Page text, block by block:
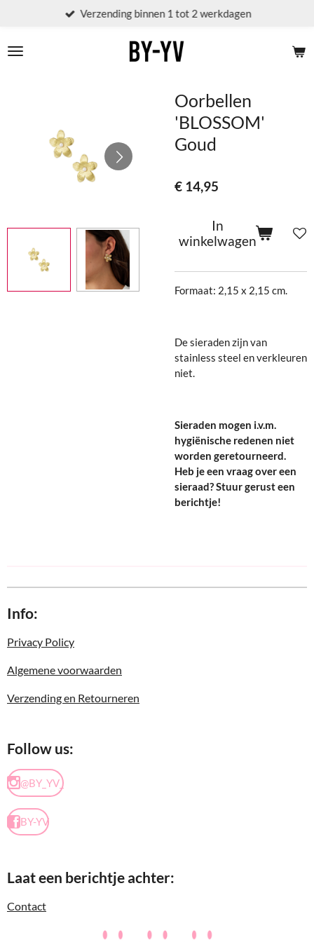
naar
de
Verzending binnen 1 tot 2 werkdagen
Oorbellen
'BLOSSOM'
Goud
€ 14,95
In
winkelwagen
Formaat: 2,15 x 2,15 cm.
De sieraden zijn van
stainless steel en verkleuren
niet.
Sieraden mogen i.v.m.
hygiënische redenen niet
worden geretourneerd.
Heb je een vraag over een
sieraad? Stuur gerust een
berichtje!
Info:
Privacy Policy
Algemene voorwaarden
Verzending en Retourneren
Follow us:
@BY_YV_
BY-YV
Laat een berichtje achter:
Contact